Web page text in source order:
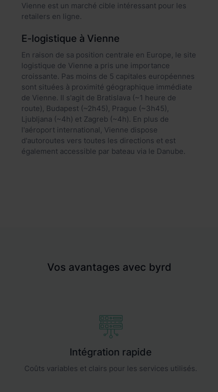
Vienne est un marché cible intéressant pour les
retailers en ligne.
E-logistique à Vienne
En raison de sa position centrale en Europe, le site
logistique de Vienne a pris une importance
croissante. Pas moins de 5 capitales européennes
sont situées à proximité géographique immédiate
de Vienne. Il s'agit de Bratislava (~1 heure de
route), Budapest (~2h45), Prague (~3h45),
Ljubljana (~4h) et Zagreb (~4h). En plus de
l'aéroport international, Vienne dispose
d'autoroutes vers toutes les directions et est
également accessible par bateau via le Danube.
Vos avantages avec byrd
Intégration rapide
Coûts variables et clairs pour les services utilisés.